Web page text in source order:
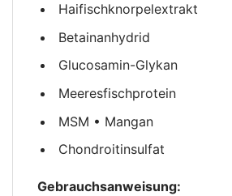
Haifischknorpelextrakt
Betainanhydrid
Glucosamin-Glykan
Meeresfischprotein
MSM • Mangan
Chondroitinsulfat
Gebrauchsanweisung: